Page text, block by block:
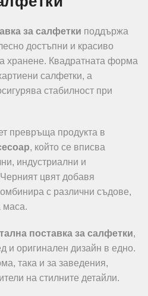
за салфетки поддържа
достъпни и красиво
хранене. Квадратната форма
салфетки, а
стабилност при
превръща продукта в
, който се вписва
индустриални и
цвят добавя
с различни съдове,
маса.
поставка за салфетки,
и оригинален дизайн в едно.
така и за заведения,
на стилните детайли.